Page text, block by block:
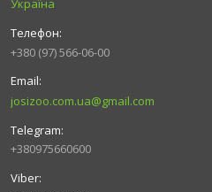
Україна
+380 (97) 566-06-00
josizoo.com.ua@gmail.com
+380975660600